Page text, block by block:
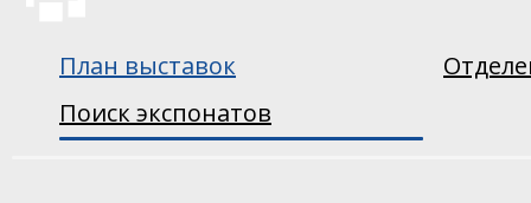
План выставок
Поиск экспонатов